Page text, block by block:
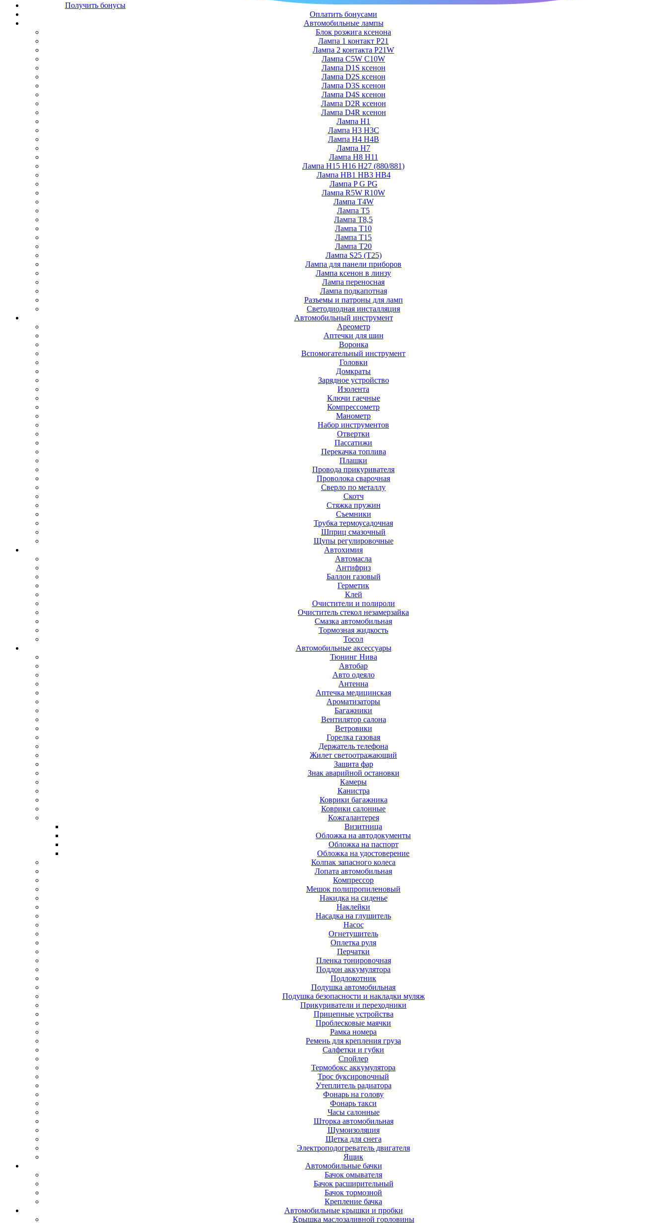
Получить бонусы
Оплатить бонусами
Автомобильные лампы
Блок розжига ксенона
Лампа 1 контакт P21
Лампа 2 контакта P21W
Лампа C5W C10W
Лампа D1S ксенон
Лампа D2S ксенон
Лампа D3S ксенон
Лампа D4S ксенон
Лампа D2R ксенон
Лампа D4R ксенон
Лампа H1
Лампа H3 H3C
Лампа H4 H4B
Лампа H7
Лампа H8 H11
Лампа H15 H16 H27 (880/881)
Лампа HB1 HB3 HB4
Лампа P G PG
Лампа R5W R10W
Лампа T4W
Лампа T5
Лампа T8,5
Лампа T10
Лампа T15
Лампа T20
Лампа S25 (T25)
Лампа для панели приборов
Лампа ксенон в линзу
Лампа переносная
Лампа подкапотная
Разъемы и патроны для ламп
Светодиодная инсталляция
Автомобильный инструмент
Ареометр
Аптечки для шин
Воронка
Вспомогательный инструмент
Головки
Домкраты
Зарядное устройство
Изолента
Ключи гаечные
Компрессометр
Манометр
Набор инструментов
Отвертки
Пассатижи
Перекачка топлива
Плашки
Провода прикуривателя
Проволока сварочная
Сверло по металлу
Скотч
Стяжка пружин
Съемники
Трубка термоусадочная
Шприц смазочный
Щупы регулировочные
Автохимия
Автомасла
Антифриз
Баллон газовый
Герметик
Клей
Очистители и полироли
Очиститель стекол незамерзайка
Смазка автомобильная
Тормозная жидкость
Тосол
Автомобильные аксессуары
Тюнинг Нива
Автобар
Авто одеяло
Антенна
Аптечка медицинская
Ароматизаторы
Багажники
Вентилятор салона
Ветровики
Горелка газовая
Держатель телефона
Жилет светоотражающий
Защита фар
Знак аварийной остановки
Камеры
Канистра
Коврики багажника
Коврики салонные
Кожгалантерея
Визитница
Обложка на автодокументы
Обложка на паспорт
Обложка на удостоверение
Колпак запасного колеса
Лопата автомобильная
Компрессор
Мешок полипропиленовый
Накидка на сиденье
Наклейки
Насадка на глушитель
Насос
Огнетушитель
Оплетка руля
Перчатки
Пленка тонировочная
Поддон аккумулятора
Подлокотник
Подушка автомобильная
Подушка безопасности и накладки муляж
Прикуриватели и переходники
Прицепные устройства
Проблесковые маячки
Рамка номера
Ремень для крепления груза
Салфетки и губки
Спойлер
Термобокс аккумулятора
Трос буксировочный
Утеплитель радиатора
Фонарь на голову
Фонарь такси
Часы салонные
Шторка автомобильная
Шумоизоляция
Щетка для снега
Электроподогреватель двигателя
Ящик
Автомобильные бачки
Бачок омывателя
Бачок расширительный
Бачок тормозной
Крепление бачка
Автомобильные крышки и пробки
Крышка маслозаливной горловины